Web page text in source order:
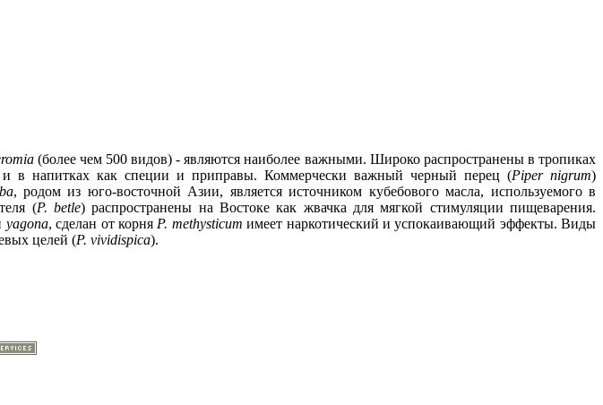
(более чем 500 видов) - являются наиболее важными. Широко распространены в тропиках
и в напитках как специи и приправы. Коммерчески важный черный перец (Piper nigrum)
, родом из юго-восточной Азии, является источником кубебового масла, используемого в
(P. betle) распространены на Востоке как жвачка для мягкой стимуляции пищеварения.
yagona, сделан от корня P. methysticum имеет наркотический и успокаивающий эффекты. Виды
целей (P. vividispica).